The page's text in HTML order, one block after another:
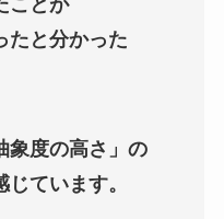
たと分かった
象度の高さ」の
ています。